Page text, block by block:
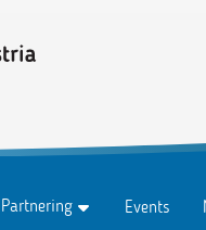
Events